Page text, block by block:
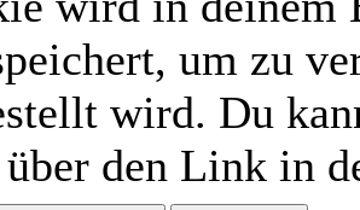
um zu
wird. Du
den Link in